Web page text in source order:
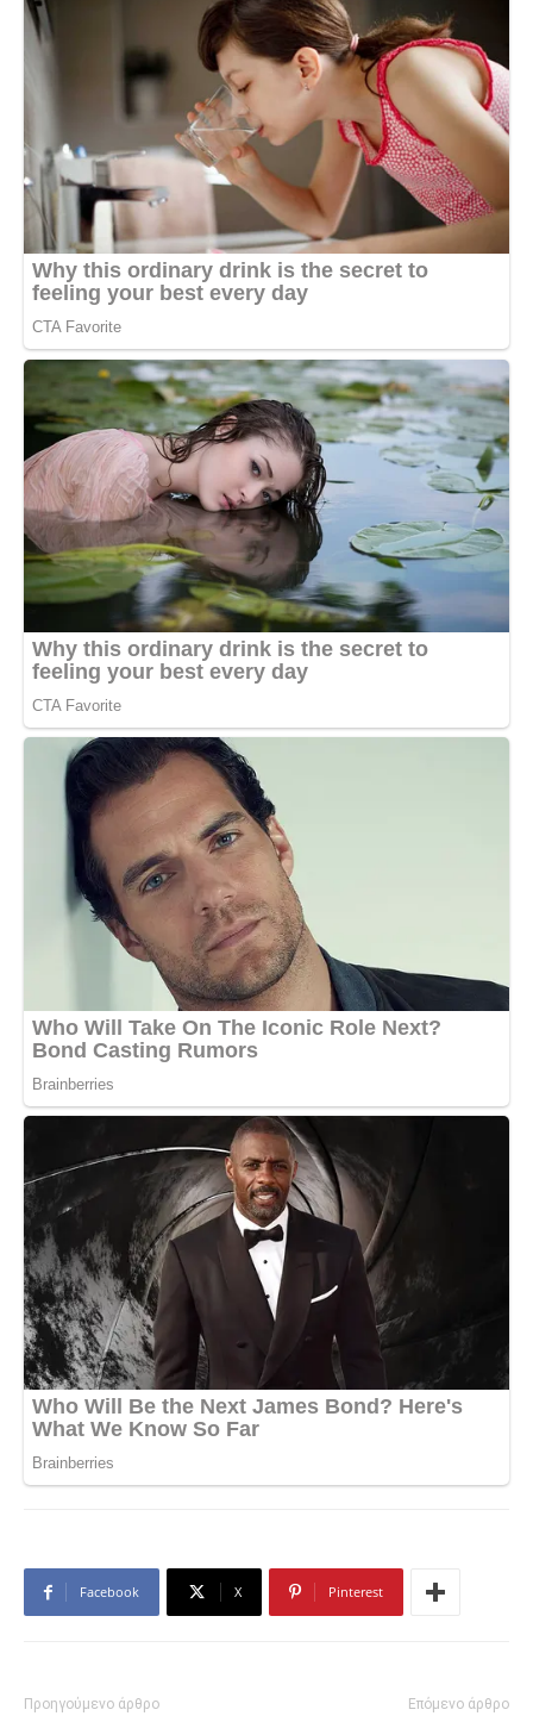
Facebook X Pinterest
Προηγούμενο άρθρο Επόμενο άρθρο